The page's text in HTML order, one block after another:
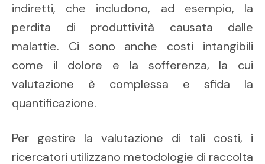
indiretti, che includono, ad esempio, la
perdita di produttività causata dalle
malattie. Ci sono anche costi intangibili
come il dolore e la sofferenza, la cui
valutazione è complessa e sfida la
quantificazione.
Per gestire la valutazione di tali costi, i
ricercatori utilizzano metodologie di raccolta